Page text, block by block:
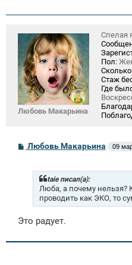
Любовь Макарьина
Спелая
Пол:
Стаж
Где
С
Любовь Макарьина 09
taie писал(а):
Люба, а почему нельзя?
проводить как ЭКО, то
Это радует.